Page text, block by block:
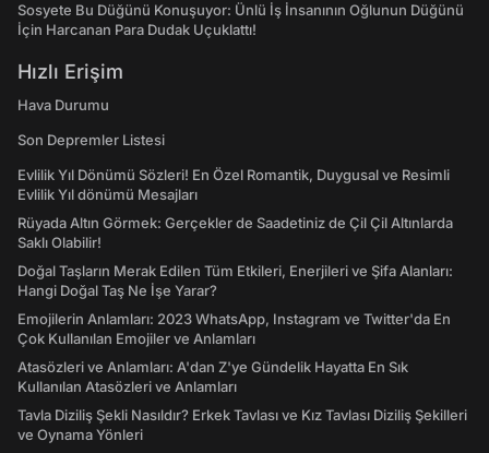
Sosyete Bu Düğünü Konuşuyor: Ünlü İş İnsanının Oğlunun Düğünü
İçin Harcanan Para Dudak Uçuklattı!
Hızlı Erişim
Hava Durumu
Son Depremler Listesi
Evlilik Yıl Dönümü Sözleri! En Özel Romantik, Duygusal ve Resimli
Evlilik Yıl dönümü Mesajları
Rüyada Altın Görmek: Gerçekler de Saadetiniz de Çil Çil Altınlarda
Saklı Olabilir!
Doğal Taşların Merak Edilen Tüm Etkileri, Enerjileri ve Şifa Alanları:
Hangi Doğal Taş Ne İşe Yarar?
Emojilerin Anlamları: 2023 WhatsApp, Instagram ve Twitter'da En
Çok Kullanılan Emojiler ve Anlamları
Atasözleri ve Anlamları: A'dan Z'ye Gündelik Hayatta En Sık
Kullanılan Atasözleri ve Anlamları
Tavla Diziliş Şekli Nasıldır? Erkek Tavlası ve Kız Tavlası Diziliş Şekilleri
ve Oynama Yönleri